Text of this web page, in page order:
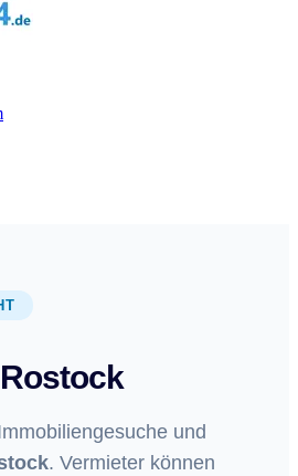
und
. Vermieter können